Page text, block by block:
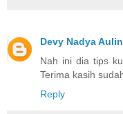
Devy Nadya
Nah ini dia tips
Terima kasih
Reply